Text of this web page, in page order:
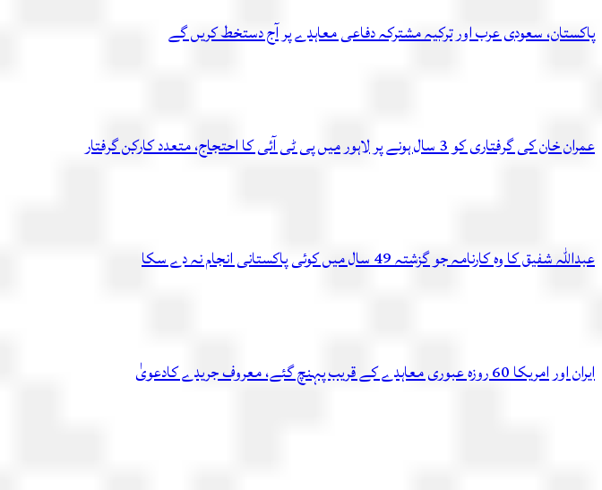
پاکستان، سعودی عرب اور ترکیہ مشترکہ دفاعی معاہدے پر آج دستخط کریں گے
عمران خان کی گرفتاری کو 3 سال ہونے پر لاہور میں پی ٹی آئی کا احتجاج، متعدد کارکن گرفتار
عبداللہ شفیق کا وہ کارنامہ جو گزشتہ 49 سال میں کوئی پاکستانی انجام نہ دے سکا
ایران اور امریکا 60 روزہ عبوری معاہدے کے قریب پہنچ گئے، معروف جریدے کادعویٰ